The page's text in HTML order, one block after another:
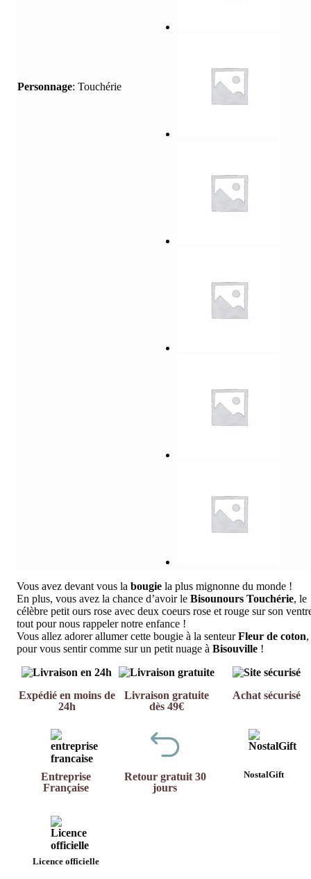
Vous avez devant vous la bougie la plus mignonne du monde !
En plus, vous avez la chance d’avoir le Bisounours Touchérie, le
célèbre petit ours rose avec deux coeurs rose et rouge sur son
tout pour nous rappeler notre enfance !
Vous allez adorer allumer cette bougie à la senteurFleur de coton,
pour vous sentir comme sur un petit nuage à Bisouville !
Personnage: Touchérie
Expédié en moins de
24h
Livraison gratuite
dès 49€
Achat sécurisé
Entreprise
Française
Retour gratuit 30
jours
NostalGift
Licence officielle